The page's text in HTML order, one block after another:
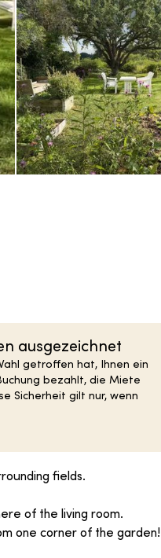
ausgezeichnet
getroffen hat, Ihnen ein
bezahlt, die Miete
Sicherheit gilt nur, wenn
fields.
of the living room.
one corner of the garden!